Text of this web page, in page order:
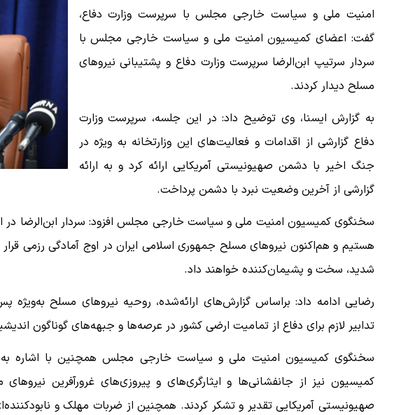
امنیت ملی و سیاست خارجی مجلس با سرپرست وزارت دفاع،
گفت: اعضای کمیسیون امنیت ملی و سیاست خارجی مجلس با
سردار سرتیپ ابن‌الرضا سرپرست وزارت دفاع و پشتیبانی نیروهای
مسلح دیدار کردند.
به گزارش ایسنا، وی توضیح داد: در این جلسه، سرپرست وزارت
دفاع گزارشی از اقدامات و فعالیت‌های این وزارتخانه به‌ ویژه در
جنگ اخیر با دشمن صهیونیستی آمریکایی ارائه کرد و به ارائه
گزارشی از آخرین وضعیت نبرد با دشمن پرداخت.
سخنگوی کمیسیون امنیت ملی و سیاست خارجی مجلس افزود: سردار ابن‌الرضا در
هستیم و هم‌اکنون نیروهای مسلح جمهوری اسلامی ایران در اوج آمادگی رزمی
شدید، سخت و پشیمان‌کننده خواهند داد.
رضایی ادامه داد: براساس گزارش‌های ارائه‌شده، روحیه نیروهای مسلح به‌ویژه
تدابیر لازم برای دفاع از تمامیت ارضی کشور در عرصه‌ها و جبهه‌های گوناگون
سخنگوی کمیسیون امنیت ملی و سیاست خارجی مجلس همچنین با اشاره
کمیسیون نیز از جانفشانی‌ها و ایثارگری‌های و پیروزی‌های غرورآفرین
صهیونیستی آمریکایی تقدیر و تشکر کردند. همچنین از ضربات مهلک و